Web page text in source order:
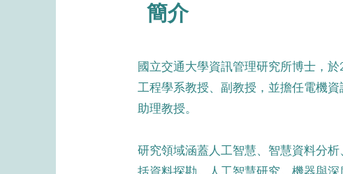
簡介
國立交通大學資訊管理研究所博士，
工程學系教授、副教授，並擔任電機
助理教授。
研究領域涵蓋人工智慧、智慧資料分
括資料探勘、人工智慧研究、機器與